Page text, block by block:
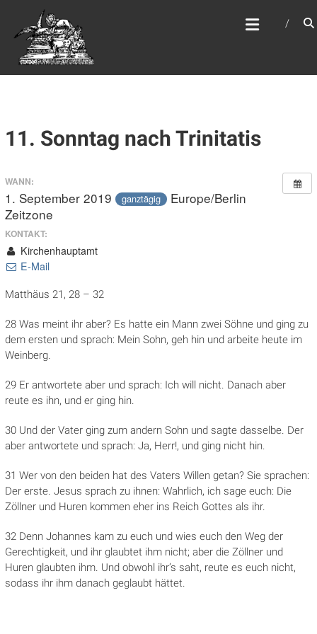
springen
WEBSITE DES
APOSTELAMTES JESU
CHRISTI KÖR
11. Sonntag nach Trinitatis
WANN:
1. September 2019 ganztägig
Europe/Berlin
Zeitzone
KONTAKT:
Kirchenhauptamt
E-Mail
Matthäus 21, 28 – 32
28 Was meint ihr aber? Es hatte ein Mann zwei Söhne und ging zu
dem ersten und sprach: Mein Sohn, geh hin und arbeite heute im
Weinberg.
29 Er antwortete aber und sprach: Ich will nicht. Danach aber
reute es ihn, und er ging hin.
30 Und der Vater ging zum andern Sohn und sagte dasselbe. Der
aber antwortete und sprach: Ja, Herr!, und ging nicht hin.
31 Wer von den beiden hat des Vaters Willen getan? Sie sprachen:
Der erste. Jesus sprach zu ihnen: Wahrlich, ich sage euch: Die
Zöllner und Huren kommen eher ins Reich Gottes als ihr.
32 Denn Johannes kam zu euch und wies euch den Weg der
Gerechtigkeit, und ihr glaubtet ihm nicht; aber die Zöllner und
Huren glaubten ihm. Und obwohl ihr’s saht, reute es euch nicht,
sodass ihr ihm danach geglaubt hättet.